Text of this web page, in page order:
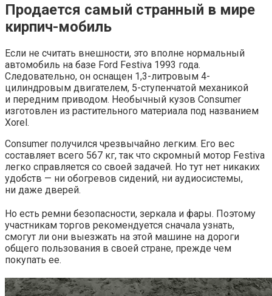
Продается самый странный в мире
кирпич-мобиль
Если не считать внешности, это вполне нормальный
автомобиль на базе Ford Festiva 1993 года.
Следовательно, он оснащен 1,3-литровым 4-
цилиндровым двигателем, 5-ступенчатой механикой
и передним приводом. Необычный кузов Consumer
изготовлен из растительного материала под названием
Xorel.
Consumer получился чрезвычайно легким. Его вес
составляет всего 567 кг, так что скромный мотор Festiva
легко справляется со своей задачей. Но тут нет никаких
удобств — ни обогревов сидений, ни аудиосистемы,
ни даже дверей.
Но есть ремни безопасности, зеркала и фары. Поэтому
участникам торгов рекомендуется сначала узнать,
смогут ли они выезжать на этой машине на дороги
общего пользования в своей стране, прежде чем
покупать ее.